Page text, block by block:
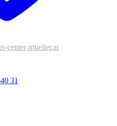
center-mueller.at
31